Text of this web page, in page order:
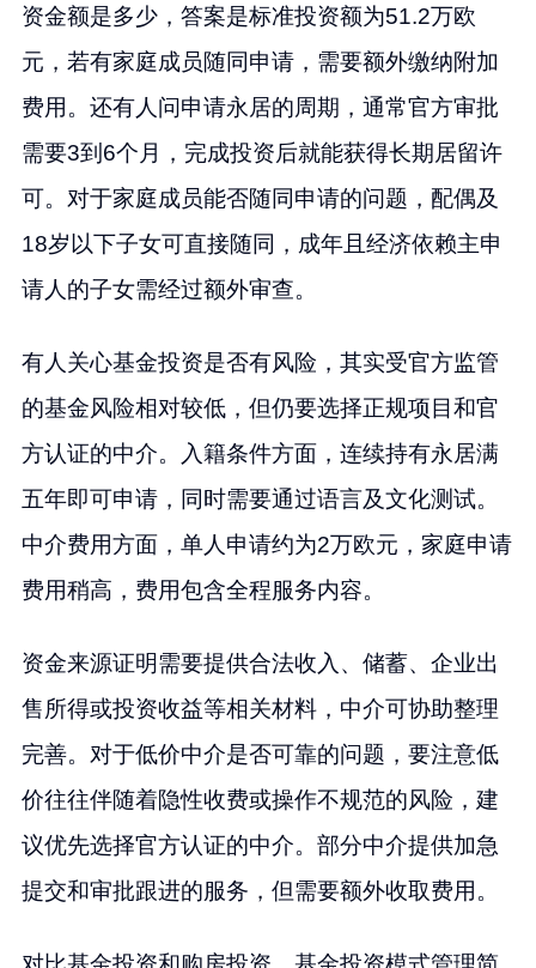
资金额是多少，答案是标准投资额为51.2万欧
元，若有家庭成员随同申请，需要额外缴纳附加
费用。还有人问申请永居的周期，通常官方审批
需要3到6个月，完成投资后就能获得长期居留许
可。对于家庭成员能否随同申请的问题，配偶及
18岁以下子女可直接随同，成年且经济依赖主申
请人的子女需经过额外审查。
有人关心基金投资是否有风险，其实受官方监管
的基金风险相对较低，但仍要选择正规项目和官
方认证的中介。入籍条件方面，连续持有永居满
五年即可申请，同时需要通过语言及文化测试。
中介费用方面，单人申请约为2万欧元，家庭申请
费用稍高，费用包含全程服务内容。
资金来源证明需要提供合法收入、储蓄、企业出
售所得或投资收益等相关材料，中介可协助整理
完善。对于低价中介是否可靠的问题，要注意低
价往往伴随着隐性收费或操作不规范的风险，建
议优先选择官方认证的中介。部分中介提供加急
提交和审批跟进的服务，但需要额外收取费用。